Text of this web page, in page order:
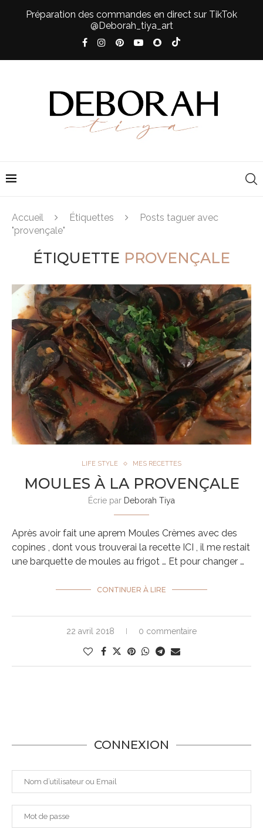
Préparation des commandes en direct sur TikTok
@Deborah_tiya_art
Accueil Étiquettes
Posts taguer avec
"provençale"
ÉTIQUETTE PROVENÇALE
LIFE STYLE MES RECETTES
MOULES À LA PROVENÇALE
Écrie par Deborah Tiya
Après avoir fait une aprem Moules Crèmes avec des
copines , dont vous trouverai la recette ICI , il me restait
une barquette de moules au frigot … Et pour changer …
CONTINUER À LIRE
22 avril 2018 0 commentaire
CONNEXION